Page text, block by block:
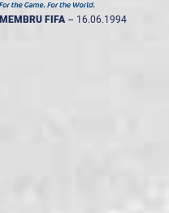
MEMBRU FIFA -- 16.06.1994